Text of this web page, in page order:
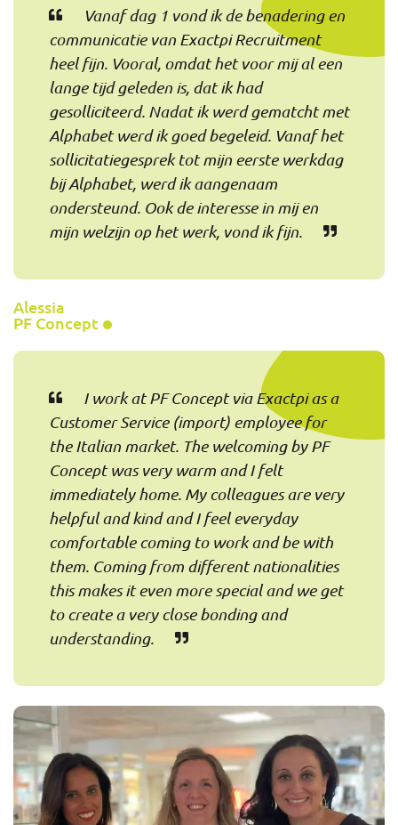
Vanaf dag 1 vond ik de benadering en
communicatie van Exactpi Recruitment
heel fijn. Vooral, omdat het voor mij al een
lange tijd geleden is, dat ik had
gesolliciteerd. Nadat ik werd gematcht met
Alphabet werd ik goed begeleid. Vanaf het
sollicitatiegesprek tot mijn eerste werkdag
bij Alphabet, werd ik aangenaam
ondersteund. Ook de interesse in mij en
mijn welzijn op het werk, vond ik fijn.
Alessia
PF Concept
I work at PF Concept via Exactpi as a
Customer Service (import) employee for
the Italian market. The welcoming by PF
Concept was very warm and I felt
immediately home. My colleagues are very
helpful and kind and I feel everyday
comfortable coming to work and be with
them. Coming from different nationalities
this makes it even more special and we get
to create a very close bonding and
understanding.